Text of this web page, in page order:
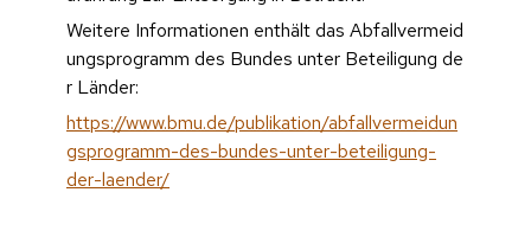
Weitere Informationen enthält das Abfallvermeid
ungsprogramm des Bundes unter Beteiligung de
r Länder:
https://www.bmu.de/publikation/abfallvermeidun
gsprogramm-des-bundes-unter-beteiligung-
der-laender/